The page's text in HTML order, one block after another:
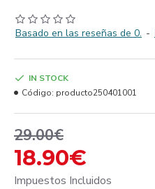
Basado en las reseñas de 0. -
18.90€
29.00€
Impuestos Incluidos
IN STOCK
Código: producto250401001